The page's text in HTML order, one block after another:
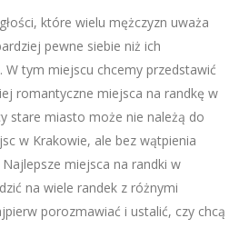
które wielu mężczyzn uważa
pewne siebie niż ich
W tym miejscu chcemy przedstawić
romantyczne miejsca na randkę w
stare miasto może nie należą do
w Krakowie, ale bez wątpienia
miejsca na randki w
na wiele randek z różnymi
porozmawiać i ustalić, czy chcą